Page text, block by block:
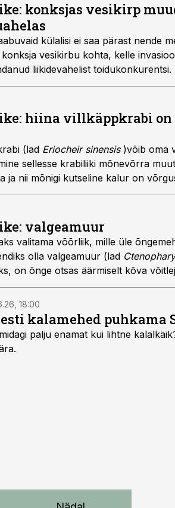
konksjas vesikirp
külalisi ei saa pärast nende
vesikirbu kohta, kelle
liikidevahelist toidukonkurentsi.
hiina villkäppkrabi on
(lad Eriocheir sinensis)võib oma
sellesse krabiliiki mõnevõrra
ja nii mõnigi kutseline kalur on
valgeamuur
valitama võõrliik, mille üle
olla valgeamuur (lad
on õnge otsas äärmiselt kõva
taimtoiduline.
18:00
kalamehed puhkama
palju enamat kui lihtne